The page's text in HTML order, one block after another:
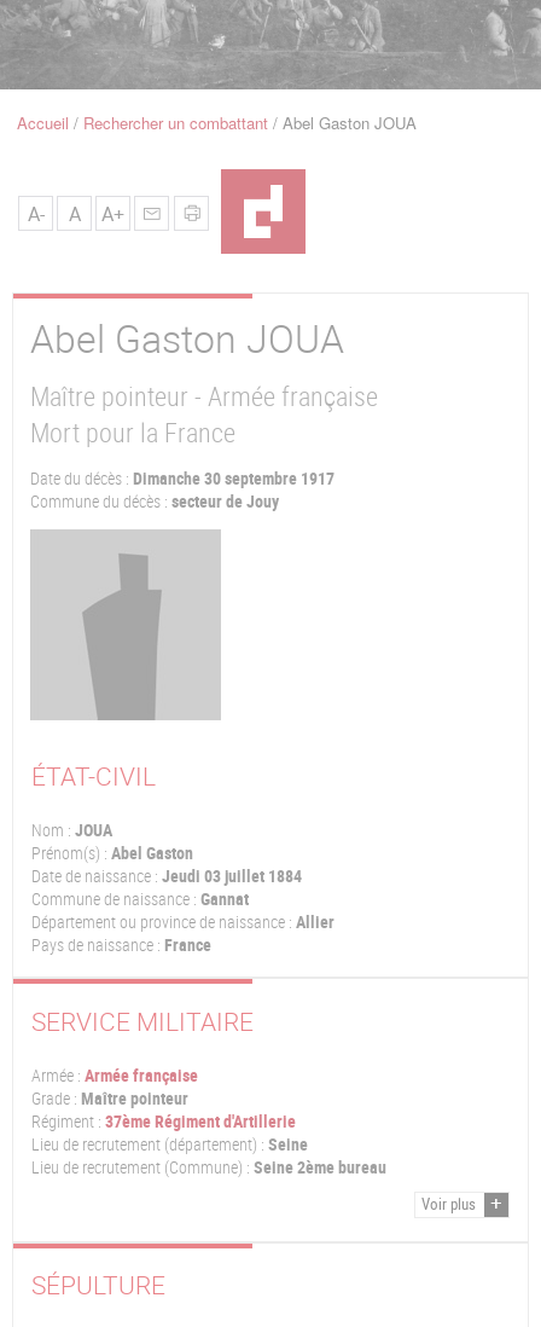
Navigation
FilAccueil Rechercher un combattant Abel Gaston JOUA
A- A A+
Abel Gaston JOUA
Maître pointeur - Armée française
Mort pour la France
Date du décès : Dimanche 30 septembre 1917
Commune du décès : secteur de Jouy
ÉTAT-CIVIL
Nom : JOUA
Prénom(s) : Abel Gaston
Date de naissance : Jeudi 03 juillet 1884
Commune de naissance : Gannat
Département ou province de naissance : Allier
Pays de naissance : France
SERVICE MILITAIRE
Armée : Armée française
Grade : Maître pointeur
Régiment : 37ème Régiment d'Artillerie
Lieu de recrutement (département) : Seine
Lieu de recrutement (Commune) : Seine 2ème bureau
Voir plus
SÉPULTURE